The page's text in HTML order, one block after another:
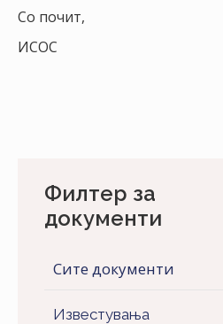
Филтер за
документи
Сите документи
Известувања
Со почит,
ИСОС